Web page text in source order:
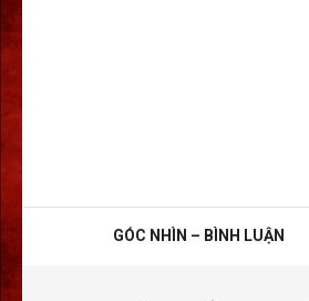
GÓC NHÌN – BÌNH LUẬN